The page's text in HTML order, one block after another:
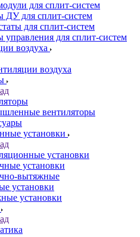
для сплит-систем
ДУ для сплит-систем
для сплит-систем
управления для сплит-систем
воздуха
воздуха
вентиляторы
установки
установки
установки
вытяжные
установки
установки